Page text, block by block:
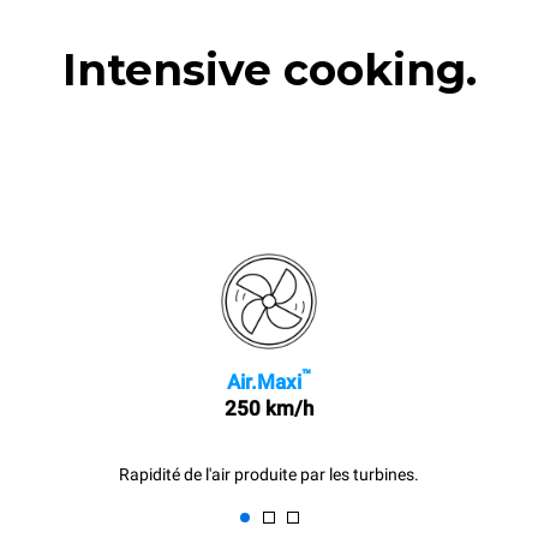
Intensive cooking.
Air.Maxi™
250 km/h
Rapidité de l'air produite par les turbines.